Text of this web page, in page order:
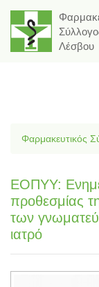
Λέσβου
Φαρμακευτικός
ΕΟΠΥΥ:
προθεσμίας
των
ιατρό